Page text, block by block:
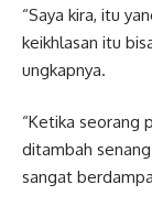
“Saya kira, itu
keikhlasan itu
ungkapnya.
“Ketika seorang
ditambah
sangat